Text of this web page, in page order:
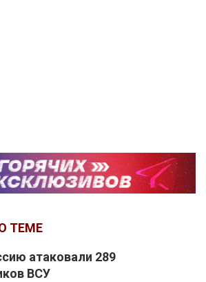
ТЕМЕ
атаковали 289
ВСУ